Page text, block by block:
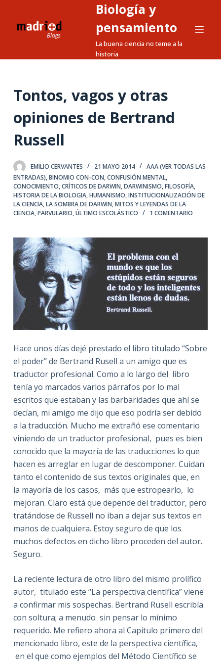
a
a
e
n
d
o
Biología y
pensamiento
La buena ciencia no teme a la
historia
Tontos, vagos y otras
opiniones de Bertrand
Russell
EMILIO CERVANTES 21 MAYO 2014
AAA (VER TODAS LAS
ENTRADAS),BINOMIO CON-CON,CONFUSIÓN MENTAL,
CONOCIMIENTO,CRÍTICOS DE DARWIN,DARWINISMO,FILOSOFÍA,
HISTORIA DE LA BIOLOGIA,HUMANISMO,INSTITUCIONALIZACIÓN DE
LA CIENCIA,LA SOMBRA DE DARWIN,MITOS Y LEYENDAS DE LA
CIENCIA,PARVULARIO,ÚLTIMO ESCOLÁSTICO 1 COMENTARIO
Hace unos días dejé prestado el libro titulado “Sobre
el poder” de Bertrand Rusell a un amigo que es
traductor profesional. Como a lo largo del libro
tenía yo marcados varios párrafos por lo mal
escritos que estaban y las barbaridades que ahí se
decían, mi amigo me dijo que eso podría ser debido
a la traducción. Mucho me extrañó ese comentario
viniendo de un traductor profesional, pues es bien
conocido que la mayoría de las traducciones lo que
hacen es arreglar en lugar de descomponer. Cuidan
tanto el contenido de sus textos originales que, en
la mayoría de los casos, más que estropearlo, lo
mejoran. Claro está que depende del traductor, pero
tratándose de Russell no iban a dejar sus textos en
manos de cualquiera. Estoy seguro de que los
muchos defectos en dicho libro proceden del autor.
Seguro.
La reciente lectura de otro libro del mismo prolífico
autor, titulado este “La perspectiva científica” viene
a confirmar mis sospechas. Bertrand Rusell escribía
con soltura; a menudo sin pensar lo mínimo
requerido. Me refiero ahora al Capítulo primero del
mencionado libro, este de la perspectiva científica,
en el que como ejemplos del Método Científico se